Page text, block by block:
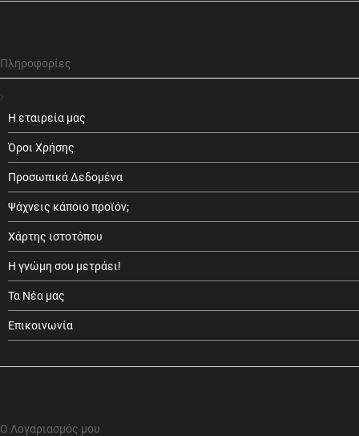
Πληροφορίες
Η εταιρεία μας
Όροι Χρήσης
Προσωπικά Δεδομένα
Ψάχνεις κάποιο προϊόν;
Χάρτης ιστοτόπου
Η γνώμη σου μετράει!
Τα Νέα μας
Επικοινωνία
Ο Λογαριασμός μου